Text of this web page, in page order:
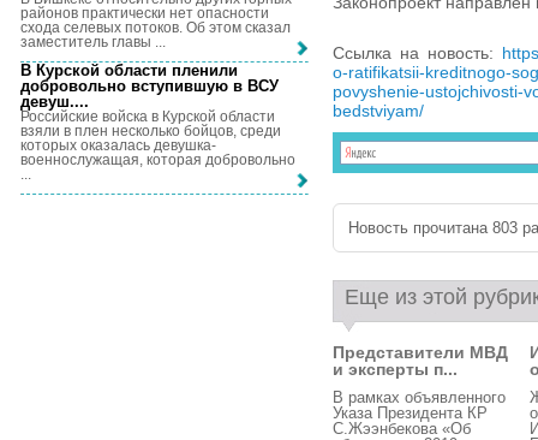
Ссылка на новость:
o-ratifikatsii-kreditnogo-
povyshenie-ustojchivosti-
bedstviyam/
Новость прочитана 803
Еще из этой
Представители МВД
и эксперты п...
В рамках объявленного
Указа Президента КР
С.Жээнбекова «Об
районов практически нет опасности
схода селевых потоков. Об этом сказал
заместитель главы ...
В Курской области пленили
добровольно вступившую в ВСУ
девуш....
Российские войска в Курской области
взяли в плен несколько бойцов, среди
которых оказалась девушка-
военнослужащая, которая добровольно
...